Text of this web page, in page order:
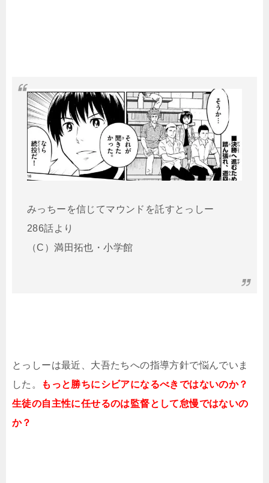
みっちーを信じてマウンドを託すとっしー
286話より
（C）満田拓也・小学館
とっしーは最近、大吾たちへの指導方針で悩んでいま
した。
もっと勝ちにシビアになるべきではないのか？
生徒の自主性に任せるのは監督として怠慢ではないの
か？